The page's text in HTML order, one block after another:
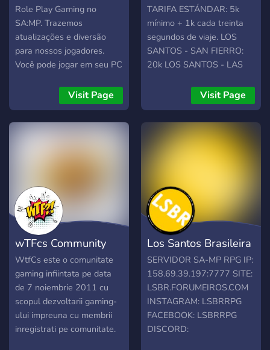
Role Play Gaming no
SA:MP. Trazemos
atualizações e diversão
para nossos jogadores.
Você pode jogar em seu PC
Visit Page
TARIFA ESTÁNDAR: 5k
mínimo + 1k cada treinta
segundos de viaje. LOS
SANTOS - SAN FIERRO:
20k LOS SANTOS - LAS
PRIVADO: 100k cada 1
Visit Page
wTFcs Community
WtfCs este o comunitate
gaming infiintata pe data
de 7 noiembrie 2011 cu
scopul dezvoltarii gaming-
ului impreuna cu membrii
inregistrati pe comunitate.
Los Santos Brasileira
SERVIDOR SA-MP RPG IP:
158.69.39.197:7777 SITE:
LSBR.FORUMEIROS.COM
INSTAGRAM: LSBRRPG
FACEBOOK: LSBRRPG
DISCORD: